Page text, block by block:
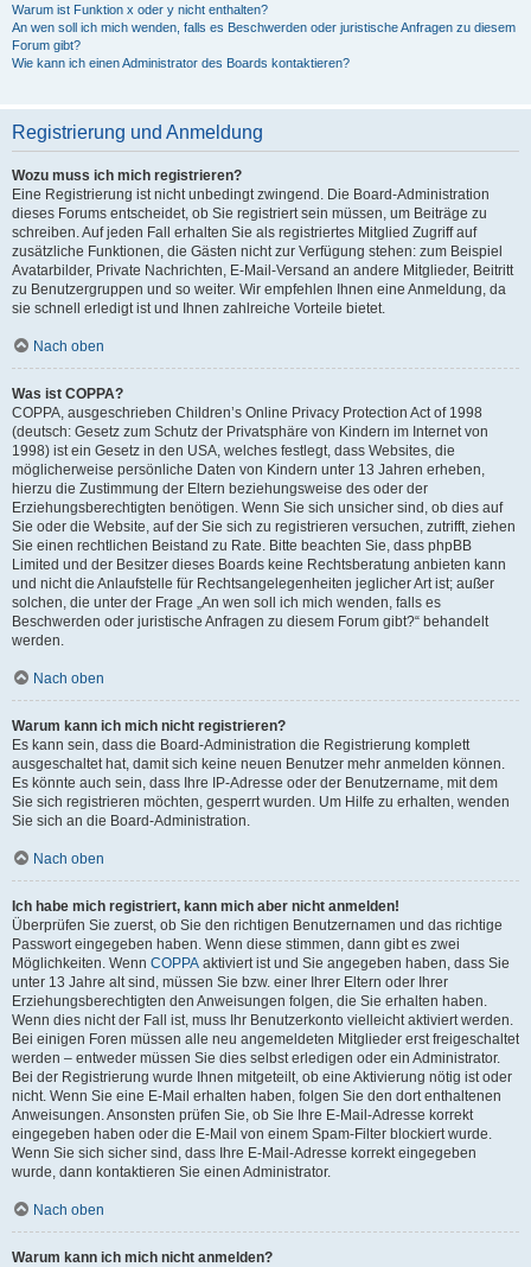
Warum ist Funktion x oder y nicht enthalten?
An wen soll ich mich wenden, falls es Beschwerden oder juristische Anfragen zu diesem
Forum gibt?
Wie kann ich einen Administrator des Boards kontaktieren?
Registrierung und Anmeldung
Wozu muss ich mich registrieren?
Eine Registrierung ist nicht unbedingt zwingend. Die Board-Administration
dieses Forums entscheidet, ob Sie registriert sein müssen, um Beiträge zu
schreiben. Auf jeden Fall erhalten Sie als registriertes Mitglied Zugriff auf
zusätzliche Funktionen, die Gästen nicht zur Verfügung stehen: zum Beispiel
Avatarbilder, Private Nachrichten, E-Mail-Versand an andere Mitglieder, Beitritt
zu Benutzergruppen und so weiter. Wir empfehlen Ihnen eine Anmeldung, da
sie schnell erledigt ist und Ihnen zahlreiche Vorteile bietet.
Nach oben
Was ist COPPA?
COPPA, ausgeschrieben Children’s Online Privacy Protection Act of 1998
(deutsch: Gesetz zum Schutz der Privatsphäre von Kindern im Internet von
1998) ist ein Gesetz in den USA, welches festlegt, dass Websites, die
möglicherweise persönliche Daten von Kindern unter 13 Jahren erheben,
hierzu die Zustimmung der Eltern beziehungsweise des oder der
Erziehungsberechtigten benötigen. Wenn Sie sich unsicher sind, ob dies auf
Sie oder die Website, auf der Sie sich zu registrieren versuchen, zutrifft, ziehen
Sie einen rechtlichen Beistand zu Rate. Bitte beachten Sie, dass phpBB
Limited und der Besitzer dieses Boards keine Rechtsberatung anbieten kann
und nicht die Anlaufstelle für Rechtsangelegenheiten jeglicher Art ist; außer
solchen, die unter der Frage „An wen soll ich mich wenden, falls es
Beschwerden oder juristische Anfragen zu diesem Forum gibt?“ behandelt
werden.
Nach oben
Warum kann ich mich nicht registrieren?
Es kann sein, dass die Board-Administration die Registrierung komplett
ausgeschaltet hat, damit sich keine neuen Benutzer mehr anmelden können.
Es könnte auch sein, dass Ihre IP-Adresse oder der Benutzername, mit dem
Sie sich registrieren möchten, gesperrt wurden. Um Hilfe zu erhalten, wenden
Sie sich an die Board-Administration.
Nach oben
Ich habe mich registriert, kann mich aber nicht anmelden!
Überprüfen Sie zuerst, ob Sie den richtigen Benutzernamen und das richtige
Passwort eingegeben haben. Wenn diese stimmen, dann gibt es zwei
Möglichkeiten. Wenn COPPA aktiviert ist und Sie angegeben haben, dass Sie
unter 13 Jahre alt sind, müssen Sie bzw. einer Ihrer Eltern oder Ihrer
Erziehungsberechtigten den Anweisungen folgen, die Sie erhalten haben.
Wenn dies nicht der Fall ist, muss Ihr Benutzerkonto vielleicht aktiviert werden.
Bei einigen Foren müssen alle neu angemeldeten Mitglieder erst freigeschaltet
werden – entweder müssen Sie dies selbst erledigen oder ein Administrator.
Bei der Registrierung wurde Ihnen mitgeteilt, ob eine Aktivierung nötig ist oder
nicht. Wenn Sie eine E-Mail erhalten haben, folgen Sie den dort enthaltenen
Anweisungen. Ansonsten prüfen Sie, ob Sie Ihre E-Mail-Adresse korrekt
eingegeben haben oder die E-Mail von einem Spam-Filter blockiert wurde.
Wenn Sie sich sicher sind, dass Ihre E-Mail-Adresse korrekt eingegeben
wurde, dann kontaktieren Sie einen Administrator.
Nach oben
Warum kann ich mich nicht anmelden?